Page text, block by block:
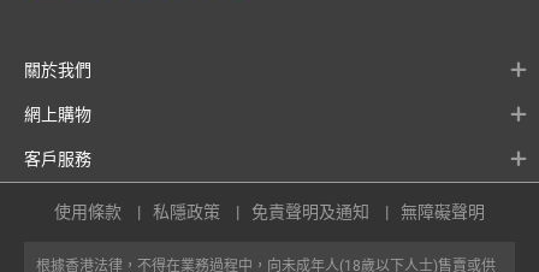
關於我們
網上購物
客戶服務
根據香港法律，不得在業務過程中，向未成年人(18歲以下人士)售賣或供
使用條款 私隱政策 免責聲明及通知 無障礙聲明